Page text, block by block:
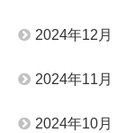
2024年12月
2024年11月
2024年10月